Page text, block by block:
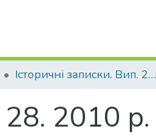
Історичні записки. Вип. 28. 2010 р.
28. 2010 р.